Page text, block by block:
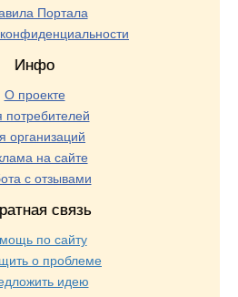
Портала
Инфо
О проекте
потребителей
организаций
на сайте
с отзывами
связь
по сайту
о проблеме
идею